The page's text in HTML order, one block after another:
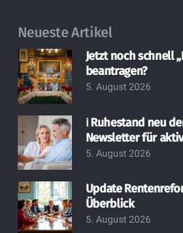
Neueste Artikel
Jetzt noch schnell
beantragen?
5. August 2026
ℹ️ Ruhestand neu
Newsletter für
5. August 2026
Update
Überblick
5. August 2026